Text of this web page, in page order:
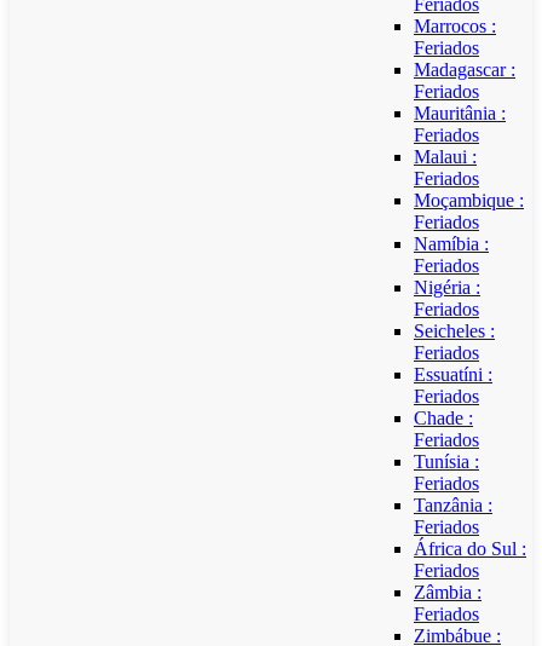
Feriados
Marrocos :
Feriados
Madagascar :
Feriados
Mauritânia :
Feriados
Malaui :
Feriados
Moçambique :
Feriados
Namíbia :
Feriados
Nigéria :
Feriados
Seicheles :
Feriados
Essuatíni :
Feriados
Chade :
Feriados
Tunísia :
Feriados
Tanzânia :
Feriados
África do Sul :
Feriados
Zâmbia :
Feriados
Zimbábue :